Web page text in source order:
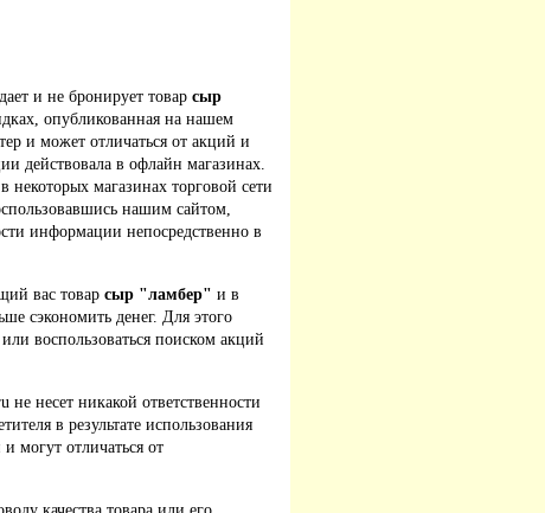
и не бронирует товар сыр
опубликованная на нашем
и может отличаться от акций и
действовала в офлайн магазинах.
некоторых магазинах торговой сети
нашим сайтом,
информации непосредственно в
вас товар сыр "ламбер" и в
сэкономить денег. Для этого
воспользоваться поиском акций
не несет никакой ответственности
в результате использования
могут отличаться от